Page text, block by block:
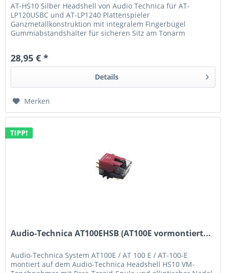
AT-HS10 Silber Headshell von Audio Technica für AT-
LP120USBC und AT-LP1240 Plattenspieler
Ganzmetallkonstruktion mit integralem Fingerbügel
Gummiabstandshalter für sicheren Sitz am Tonarm
28,95 € *
Details
Merken
TIPP!
Audio-Technica AT100EHSB (AT100E vormontiert...
Audio-Technica System AT100E / AT 100 E / AT-100-E
montiert auf dem Audio-Technica Headshell HS10 VM-